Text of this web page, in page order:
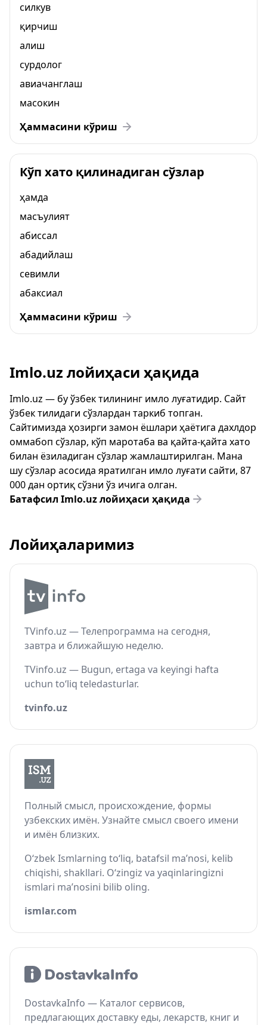
силкув
қирчиш
алиш
сурдолог
авиачанглаш
масокин
Ҳаммасини кўриш
Кўп хато қилинадиган сўзлар
ҳамда
масъулият
абиссал
абадийлаш
севимли
абаксиал
Ҳаммасини кўриш
Imlo.uz лойиҳаси ҳақида
Imlo.uz — бу ўзбек тилининг имло луғатидир. Сайт
ўзбек тилидаги сўзлардан таркиб топган.
Сайтимизда ҳозирги замон ёшлари ҳаётига дахлдор
оммабоп сўзлар, кўп маротаба ва қайта-қайта хато
билан ёзиладиган сўзлар жамлаштирилган. Мана
шу сўзлар асосида яратилган имло луғати сайти, 87
000 дан ортиқ сўзни ўз ичига олган.
Батафсил Imlo.uz лойиҳаси ҳақида
Лойиҳаларимиз
TVinfo.uz — Телепрограмма на сегодня,
завтра и ближайшую неделю.
TVinfo.uz — Bugun, ertaga va keyingi hafta
uchun to‘liq teledasturlar.
tvinfo.uz
Полный смысл, происхождение, формы
узбекских имён. Узнайте смысл своего имени
и имён близких.
O‘zbek Ismlarning to‘liq, batafsil ma’nosi, kelib
chiqishi, shakllari. O‘zingiz va yaqinlaringizni
ismlari ma’nosini bilib oling.
ismlar.com
DostavkaInfo — Каталог сервисов,
предлагающих доставку еды, лекарств, книг и